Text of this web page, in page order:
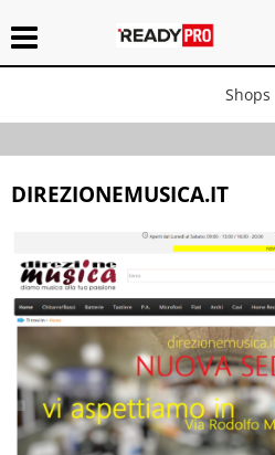
Shops
Chi siamo
DIREZIONEMUSICA.IT